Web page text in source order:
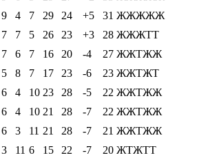
9 4 7 29 24 +5 31 ЖЖЖЖЖ
7 7 5 26 23 +3 28 ЖЖЖТТ
7 6 7 16 20 -4 27 ЖЖТЖЖ
5 8 7 17 23 -6 23 ЖЖТЖТ
6 4 10 23 28 -5 22 ЖЖТЖЖ
6 4 10 21 28 -7 22 ЖЖТЖЖ
6 3 11 21 28 -7 21 ЖЖТЖЖ
3 11 6 15 22 -7 20 ЖТЖТТ